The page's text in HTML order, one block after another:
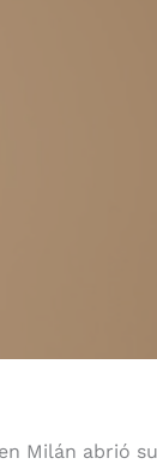
Milán abrió